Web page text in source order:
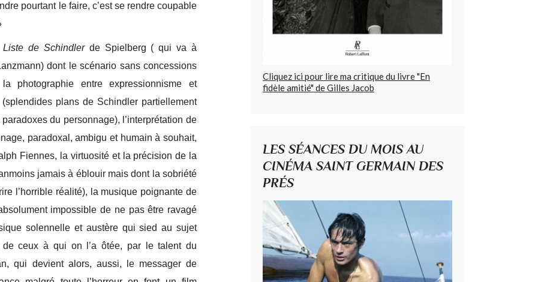
pourtant le faire, c’est se rendre coupable
Liste de Schindlerde Spielberg ( qui va à
dont le scénario sans concessions
photographie entre expressionnisme et
plans de Schindler partiellement
du personnage), l’interprétation de
paradoxal, ambigu et humain à souhait,
Fiennes, la virtuosité et la précision de la
jamais à éblouir mais dont la sobriété
l’horrible réalité), la musique poignante de
impossible de ne pas être ravagé
solennelle et austère qui sied au sujet
ceux à qui on l’a ôtée, par le talent du
qui devient alors, aussi, le messager de
Cliquez ici pour lire ma critique du livre "En
fidèle amitié" de Gilles Jacob
LES SÉANCES DU MOIS AU
CINÉMA SAINT GERMAIN DES
PRÉS